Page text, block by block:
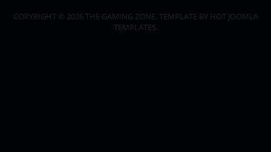
COPYRIGHT © 2026 THE GAMING ZONE. TEMPLATE BY HOT JOOMLA
TEMPLATES.